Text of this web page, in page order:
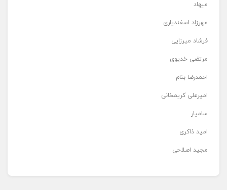
میهاد
مهرزاد اسفندیاری
فرشاد میرزایی
مرتضی خدیوی
احمدرضا بنام
امیرعلی کریمخانی
سامیار
امید ذاکری
مجید اصلاحی